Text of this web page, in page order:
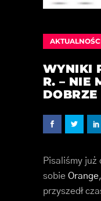
WYNIKI
R. – NIE
Pisaliśmy już
sobie Orange,
przyszedł